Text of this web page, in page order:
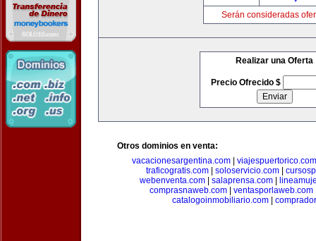
Serán consideradas
Realizar una Oferta
Precio Ofrecido $
Otros dominios en venta:
vacacionesargentina.com
viajespuertorico.com
traficogratis.com| soloservicio.com|
webenventa.com
salaprensa.com
comprasnaweb.com
ventasporlaweb.com
catalogoinmobiliario.com|